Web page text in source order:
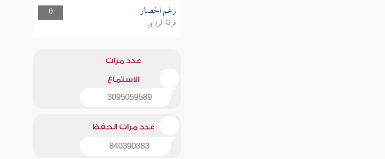
0
رغم الحصار
فرقة الروابي
عدد مرات
الاستماع
3095059589
عدد مرات الحفظ
840390883